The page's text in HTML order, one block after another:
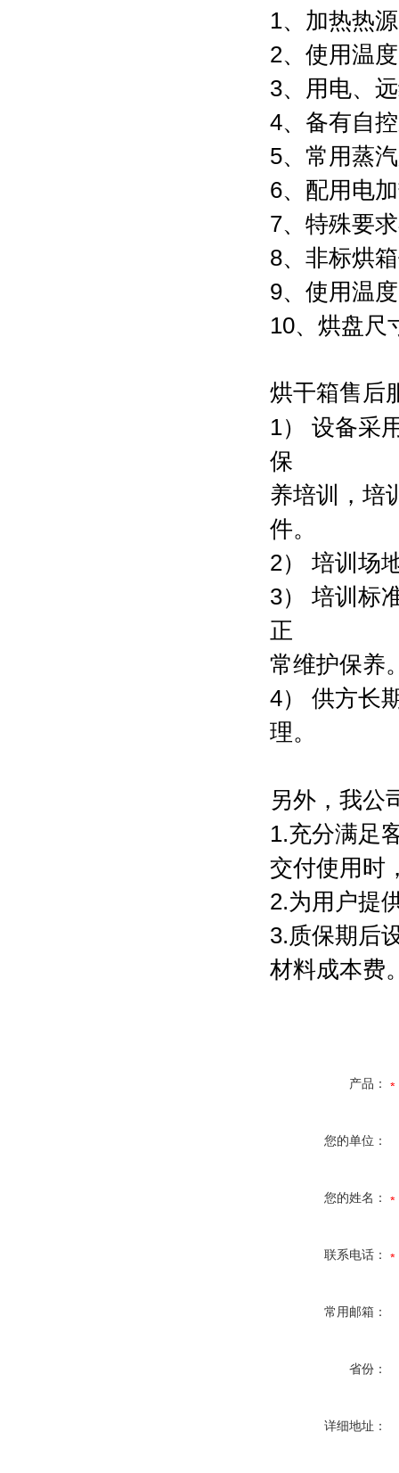
1、加热热
2、使用温
3、用电、
4、备有自
5、常用蒸
6、配用电
7、特殊要
8、非标烘
9、使用温
10、烘盘尺
烘干箱售后
1） 设备采
保
养培训，培
件。
2） 培训场
3） 培训标
正
常维护保养
4） 供方长
理。
另外， 我公
1.充分满足
交付使用时
2.为用户提
3.质保期后
材料成本费
产品：
您的单位：
您的姓名：
联系电话：
常用邮箱：
省份：
详细地址：